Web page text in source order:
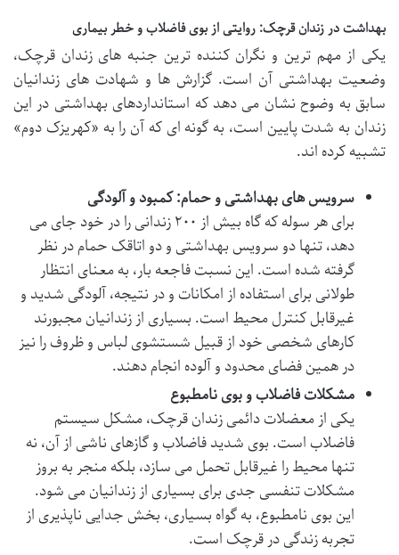
بهداشت در زندان قرچک: روایتی از بوی فاضلاب و خطر بیماری
یکی از مهم ترین و نگران کننده ترین جنبه های زندان قرچک،
وضعیت بهداشتی آن است. گزارش ها و شهادت های زندانیان
سابق به وضوح نشان می دهد که استانداردهای بهداشتی در این
زندان به شدت پایین است، به گونه ای که آن را به «کهریزک دوم»
تشبیه کرده اند.
سرویس های بهداشتی و حمام: کمبود و آلودگی
برای هر سوله که گاه بیش از ۲۰۰ زندانی را در خود جای می
دهد، تنها دو سرویس بهداشتی و دو اتاقک حمام در نظر
گرفته شده است. این نسبت فاجعه بار، به معنای انتظار
طولانی برای استفاده از امکانات و در نتیجه، آلودگی شدید و
غیرقابل کنترل محیط است. بسیاری از زندانیان مجبورند
کارهای شخصی خود از قبیل شستشوی لباس و ظروف را نیز
در همین فضای محدود و آلوده انجام دهند.
مشکلات فاضلاب و بوی نامطبوع
یکی از معضلات دائمی زندان قرچک، مشکل سیستم
فاضلاب است. بوی شدید فاضلاب و گازهای ناشی از آن، نه
تنها محیط را غیرقابل تحمل می سازد، بلکه منجر به بروز
مشکلات تنفسی جدی برای بسیاری از زندانیان می شود.
این بوی نامطبوع، به گواه بسیاری، بخش جدایی ناپذیری از
تجربه زندگی در قرچک است.